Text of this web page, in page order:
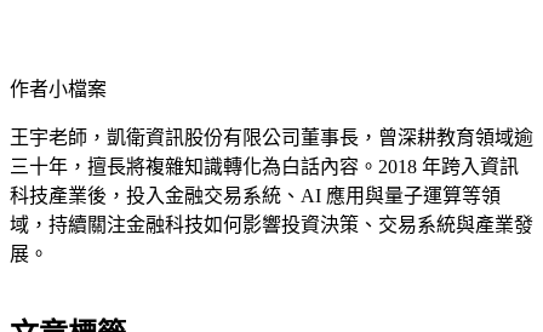
作者小檔案
王宇老師，凱衛資訊股份有限公司董事長，曾深耕教育領域逾
三十年，擅長將複雜知識轉化為白話內容。2018 年跨入資訊
科技產業後，投入金融交易系統、AI 應用與量子運算等領
域，持續關注金融科技如何影響投資決策、交易系統與產業發
展。